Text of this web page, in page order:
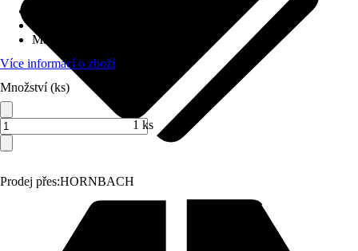
Prodej přes:HORNBACH
Materiál
Více informací o zboží
Množství (ks)
1 ks